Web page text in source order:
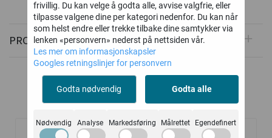
PRODUSENT
Relaterte produkter
frivillig. Du kan velge å godta alle, avvise valgfrie, eller
tilpasse valgene dine per kategori nedenfor. Du kan når
som helst endre eller trekke tilbake dine samtykker via
lenken «personvern» nederst på nettsiden vår.
Les mer om informasjonskapsler
Googles retningslinjer for personvern
Godta nødvendig Godta alle
Nødvendig Analyse Markedsføring Målrettet Egendefinert